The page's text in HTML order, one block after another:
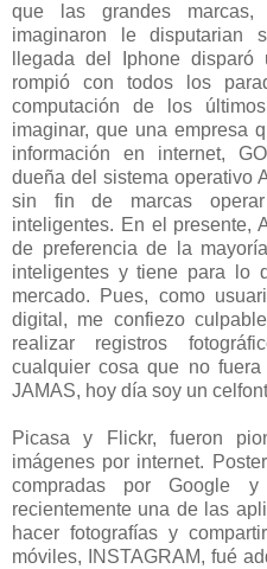
que las grandes marcas,
imaginaron le disputarian
llegada del Iphone
rompió con todos los
computación de los
imaginar, que una empresa
información en internet,
dueña del sistema operativo
sin fin de marcas operar
inteligentes. En el presente,
de preferencia de la
inteligentes y tiene para lo
mercado. Pues, como
digital, me confiezo
realizar registros
cualquier cosa que no
JAMAS, hoy día soy un
Picasa y Flickr, fueron
imágenes por internet.
compradas por Google y
recientemente una de las
hacer fotografías y
móviles, INSTAGRAM, fué